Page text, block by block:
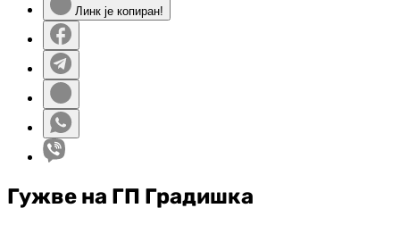
Линк је копиран!
Гужве на ГП Градишка